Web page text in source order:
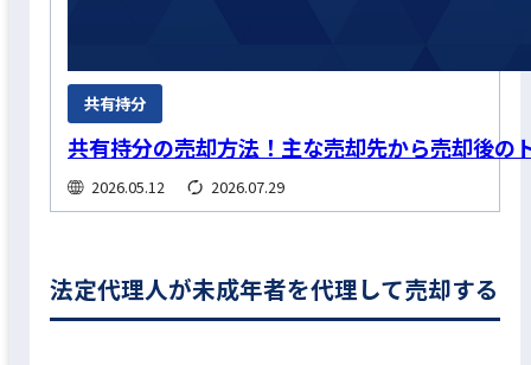
共有持分
共有持分の売却方法！主な売却先から売却後の
2026.05.12 2026.07.29
法定代理人が未成年者を代理して売却する